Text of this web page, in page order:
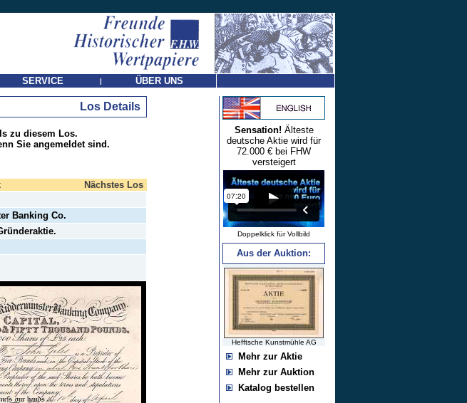
SERVICE | ÜBER UNS
Los Details
zu diesem Los.
Sie angemeldet sind.
Nächstes Los
Banking Co.
Sensation! Älteste
deutsche Aktie wird für
72.000 € bei FHW
versteigert
Doppelklick für Vollbild
Aus der Auktion:
Hefftsche Kunstmühle AG
Mehr zur Aktie
Mehr zur Auktion
Katalog bestellen